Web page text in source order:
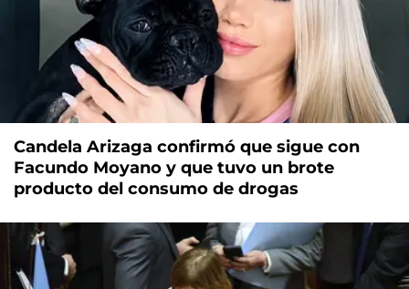
Candela Arizaga confirmó que sigue con
Facundo Moyano y que tuvo un brote
producto del consumo de drogas